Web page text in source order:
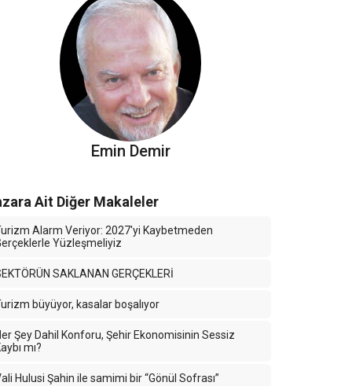
Emin Demir
Ait Diğer Makaleler
Alarm Veriyor: 2027'yi Kaybetmeden
Yüzleşmeliyiz
SAKLANAN GERÇEKLERİ
büyüyor, kasalar boşalıyor
Şey Dahil Konforu, Şehir Ekonomisinin Sessiz
mı?
Hulusi Şahin ile samimi bir “Gönül Sofrası”